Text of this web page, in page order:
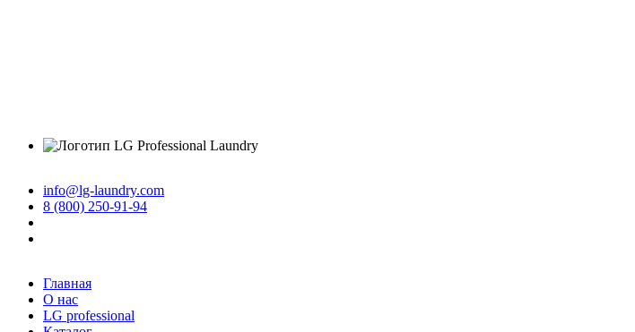
info@lg-laundry.com
8 (800) 250-91-94
Главная
О нас
LG professional